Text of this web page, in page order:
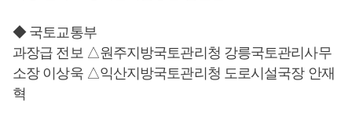
◆ 국토교통부
과장급 전보 △원주지방국토관리청 강릉국토관리사무
소장 이상욱 △익산지방국토관리청 도로시설국장 안재
혁